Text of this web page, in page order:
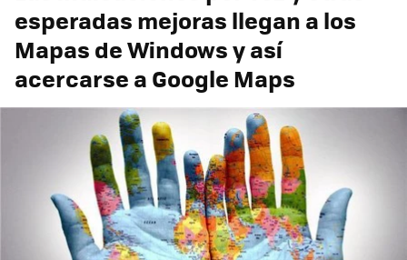
esperadas mejoras llegan a los
Mapas de Windows y así
acercarse a Google Maps